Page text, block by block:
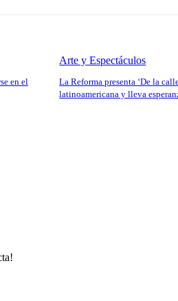
en el
Arte y Espectáculos
La Reforma presenta ‘De la
latinoamericana y lleva